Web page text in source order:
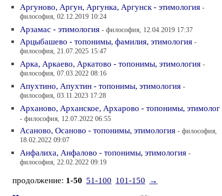
Аргуново, Аргун, Аргунка, Аргунск - этимология -
философия, 02.12.2019 10:24
Арзамас - этимология - философия, 12.04.2019 17:37
Арцыбашево - топонимы, фамилия, этимология -
философия, 21.07.2025 15:47
Арка, Аркаево, Аркатово - топонимы, этимология -
философия, 07.03.2022 08:16
Апухтино, Апухтин - топонимы, этимология -
философия, 03.11.2023 17:28
Арханово, Арханское, Архарово - топонимы, этимолог
- философия, 12.07.2022 06:55
Асаново, Осаново - топонимы, этимология - философия,
18.02.2022 09:07
Анфалиха, Анфалово - топонимы, этимология -
философия, 22.02.2022 09:19
продолжение: 1-50 51-100 101-150
→